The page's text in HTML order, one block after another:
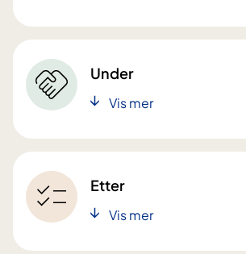
Under
Vis mer
Etter
Vis mer